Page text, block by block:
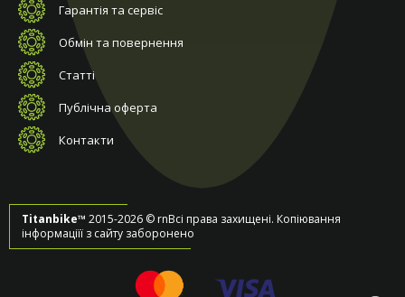
Гарантія та сервіс
Обмін та повернення
Статті
Публічна оферта
Контакти
Titanbike™ 2015-2026 © rnВсі права захищені. Копіювання
інформаціїї з сайту заборонено